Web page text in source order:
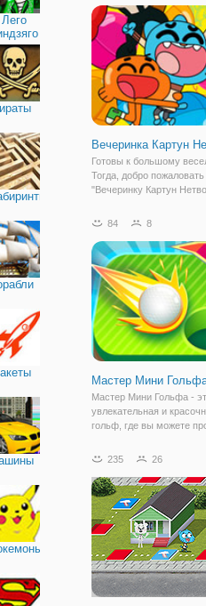
Лего
придется по нраву, как
рыбной
Вечеринка Картун
Готовы к большому
Тогда, добро пожаловать
"Вечеринку Картун
повеселиться и сыграть
мультяшками. Впереди
пятьдесят мини игр, где
84 8
Мастер Мини
Мастер Мини Гольфа -
увлекательная и
гольф, где вы можете
ваших руках находится
лунки. Лунок здесь
много, поэтому это
235 26